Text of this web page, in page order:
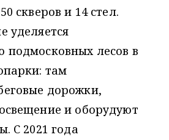
скверов и 14 стел.
уделяется
подмосковных лесов в
там
дорожки,
и оборудуют
С 2021 года